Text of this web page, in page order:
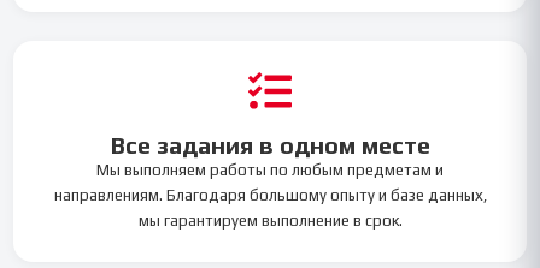
Все задания в одном месте
Мы выполняем работы по любым предметам и
направлениям. Благодаря большому опыту и базе данных,
мы гарантируем выполнение в срок.